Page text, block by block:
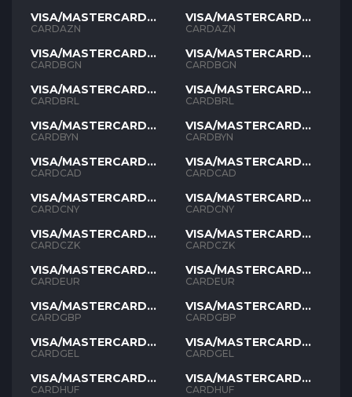
VISA/MASTERCARD
AZN
CARDAZN
VISA/MASTERCARD
BGN
CARDBGN
VISA/MASTERCARD
BRL
CARDBRL
VISA/MASTERCARD
BYN
CARDBYN
VISA/MASTERCARD
CAD
CARDCAD
VISA/MASTERCARD
CNY
CARDCNY
VISA/MASTERCARD
CZK
CARDCZK
VISA/MASTERCARD
EUR
CARDEUR
VISA/MASTERCARD
GBP
CARDGBP
VISA/MASTERCARD
GEL
CARDGEL
VISA/MASTERCARD
HUF
CARDHUF
VISA/MASTERCARD
AZN
CARDAZN
VISA/MASTERCARD
BGN
CARDBGN
VISA/MASTERCARD
BRL
CARDBRL
VISA/MASTERCARD
BYN
CARDBYN
VISA/MASTERCARD
CAD
CARDCAD
VISA/MASTERCARD
CNY
CARDCNY
VISA/MASTERCARD
CZK
CARDCZK
VISA/MASTERCARD
EUR
CARDEUR
VISA/MASTERCARD
GBP
CARDGBP
VISA/MASTERCARD
GEL
CARDGEL
VISA/MASTERCARD
HUF
CARDHUF